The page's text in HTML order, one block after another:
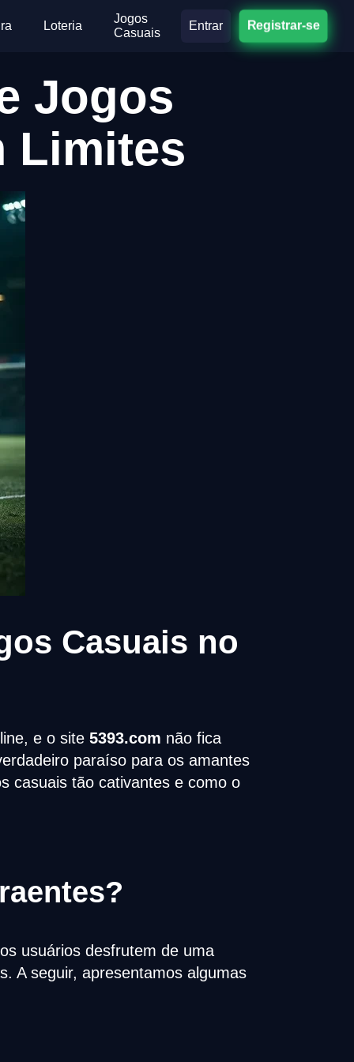
Loteria
Jogos
Casuais
Entrar Registrar-se
Jogos
Limites
Casuais no
e o site 5393.com não fica
paraíso para os amantes
casuais tão cativantes e como o
usuários desfrutem de uma
A seguir, apresentamos algumas